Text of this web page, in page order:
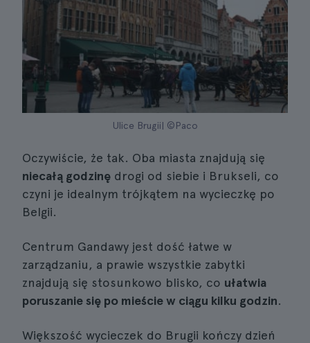
Ulice Brugii| ©Paco
Oczywiście, że tak. Oba miasta znajdują się
niecałą godzinę drogi od siebie i Brukseli, co
czyni je idealnym trójkątem na wycieczkę po
Belgii.
Centrum Gandawy jest dość łatwe w
zarządzaniu, a prawie wszystkie zabytki
znajdują się stosunkowo blisko, co ułatwia
poruszanie się po mieście w ciągu kilku godzin.
Większość wycieczek do Brugii kończy dzień